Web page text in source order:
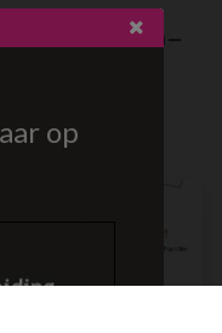
op